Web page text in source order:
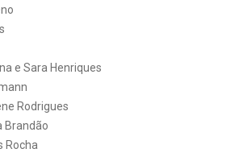
e Sara Henriques
Rodrigues
Brandão
Rocha